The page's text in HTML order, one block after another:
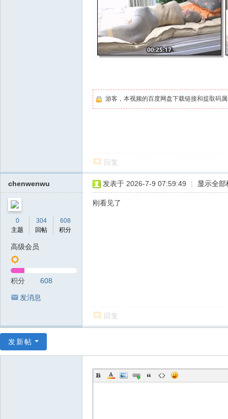
游客，本视频的百度网盘下载链接和提取码
回复
chenwenwu
0
主题
304
回帖
608
积分
高级会员
积分 608
发消息
发表于 2026-7-9 07:59:49 显示全部
刚看见了
回复
发新帖